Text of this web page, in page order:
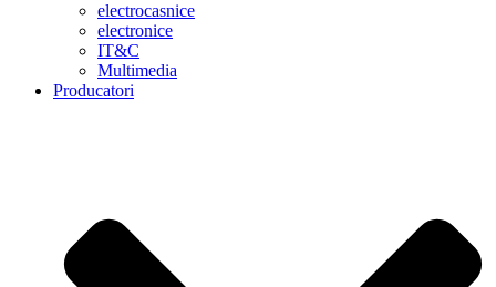
electrocasnice
electronice
IT&C
Multimedia
Producatori